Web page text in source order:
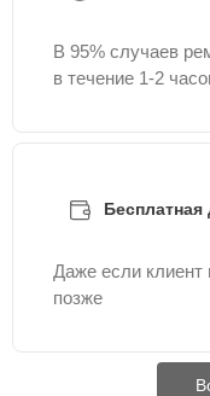
В 95% случаев
в течение 1-2
Бесплатная
Даже если
позже